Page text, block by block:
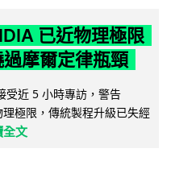
已近物理極限
摩爾定律瓶頸
受近 5 小時專訪，警告
極限，傳統製程升級已失經
全文